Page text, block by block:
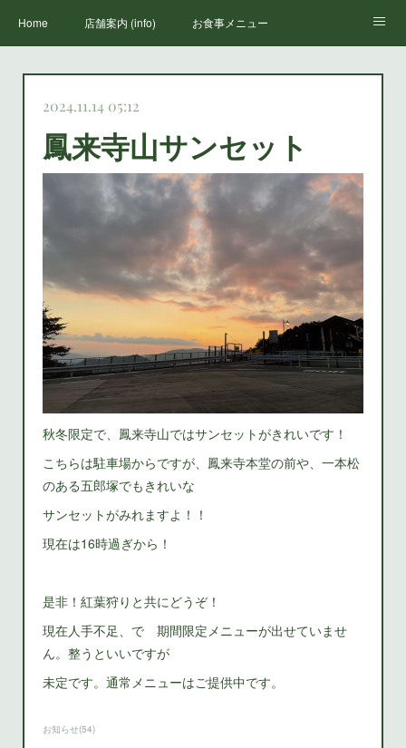
Home 店舗案内 (info) お食事メニュー
2024.11.14 05:12
鳳来寺山サンセット
秋冬限定で、鳳来寺山ではサンセットがきれいです！
こちらは駐車場からですが、鳳来寺本堂の前や、一本松
のある五郎塚でもきれいな
サンセットがみれますよ！！
現在は16時過ぎから！
是非！紅葉狩りと共にどうぞ！
現在人手不足、で 期間限定メニューが出せていませ
ん。整うといいですが
未定です。通常メニューはご提供中です。
お知らせ(54)